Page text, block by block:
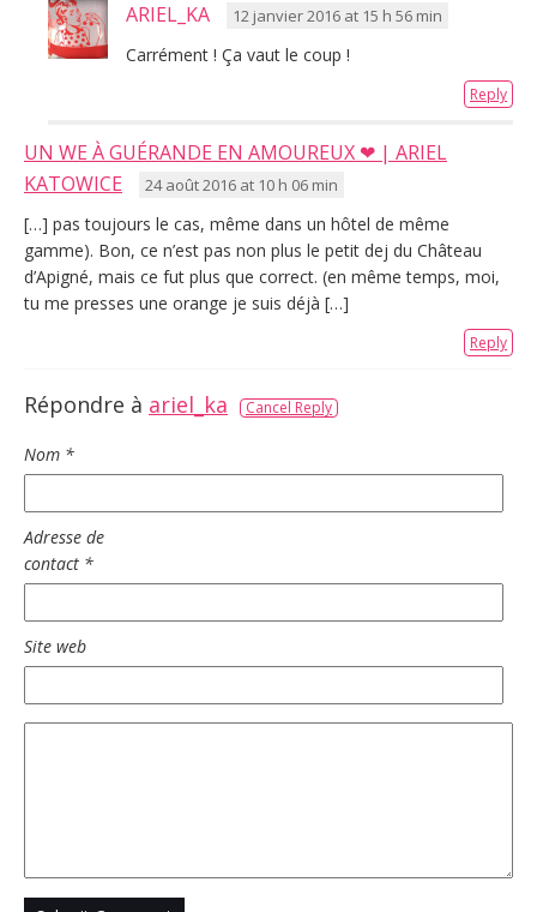
ARIEL_KA 12 janvier 2016 at 15 h 56 min
Carrément ! Ça vaut le coup !
Reply
UN WE À GUÉRANDE EN AMOUREUX ❤ | ARIEL
KATOWICE
24 août 2016 at 10 h 06 min
[…] pas toujours le cas, même dans un hôtel de même
gamme). Bon, ce n’est pas non plus le petit dej du Château
d’Apigné, mais ce fut plus que correct. (en même temps, moi,
tu me presses une orange je suis déjà […]
Reply
Répondre à ariel_ka Cancel Reply
Nom *
Adresse de
contact *
Site web